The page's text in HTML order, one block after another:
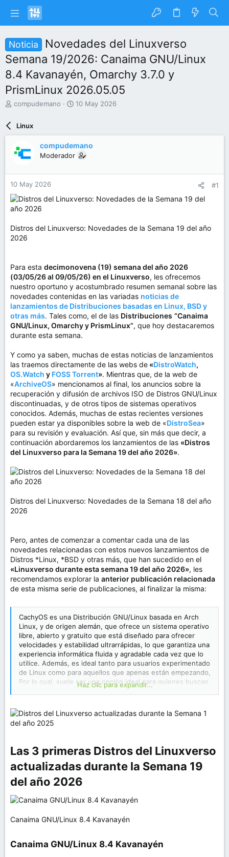
Noticia
Novedades del Linuxverso
Semana 19/2026: Canaima GNU/Linux
8.4 Kavanayén, Omarchy 3.7.0 y
PrismLinux 2026.05.05
I
a
r
d
e
l
t
m
a
compudemano
F
d
e
n
10 May 2026
Linux
compudemano
Moderador
10 May 2026 #1
Distros del Linuxverso: Novedades de la Semana 19 del año
2026
Para esta decimonovena (19) semana del año 2026
(03/05/26 al 09/05/26) en el Linuxverso, les ofrecemos
nuestro oportuno y acostumbrado resumen semanal sobre las
novedades contenidas en las variadas noticias de
lanzamientos de Distribuciones basadas en Linux, BSD y
otras más. Tales como, el de las Distribuciones “Canaima
GNU/Linux, Omarchy y PrismLinux”, que hoy destacaremos
durante esta semana.
Y como ya saben, muchas de estas noticias de lanzamientos
las traemos directamente de las webs de «DistroWatch,
OS.Watch y FOSS Torrent». Mientras que, de la web de
«ArchiveOS» mencionamos al final, los anuncios sobre la
recuperación y difusión de archivos ISO de Distros GNU/Linux
discontinuadas, y de otros tipos de sistemas operativos
conocidos. Además, muchas de estas recientes versiones
pueden estar ya disponibles sobre la web de «DistroSea»
para su revisión y evaluación. Así que, sin más que decir, a
continuación abordaremos los lanzamientos de las «Distros
del Linuxverso para la Semana 19 del año 2026».
Distros del Linuxverso: Novedades de la Semana 18 del año
2026
Pero, antes de comenzar a comentar cada una de las
novedades relacionadas con estos nuevos lanzamientos de
Distros *Linux, *BSD y otras más, que han sucedido en el
«Linuxverso durante esta semana 19 del año 2026», les
recomendamos explorar la anterior publicación relacionada
de esta misma serie de publicaciones, al finalizar la misma:
CachyOS es una Distribución GNU/Linux basada en Arch
Linux, y de origen alemán, que ofrece un sistema operativo
libre, abierto y gratuito que está diseñado para ofrecer
velocidades y estabilidad ultrarrápidas, lo que garantiza una
experiencia informática fluida y agradable cada vez que lo
utilice. Además, es ideal tanto para usuarios experimentado
de Linux como para aquellos que apenas están empezando,
Por lo cual, suele ser una opción ideal para quienes buscan
un sistema operativo potente, personalizable y
Haz clic para expandir...
Las 3 primeras Distros del Linuxverso
actualizadas durante la Semana 19
del año 2026​
Canaima GNU/Linux 8.4 Kavanayén
Canaima GNU/Linux 8.4 Kavanayén​